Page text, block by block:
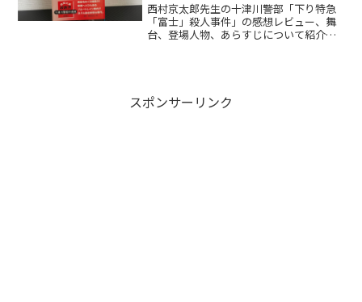
西村京太郎先生の十津川警部「下り特急
「富士」殺人事件」の感想レビュー、舞
台、登場人物、あらすじについて紹介し
スポンサーリンク